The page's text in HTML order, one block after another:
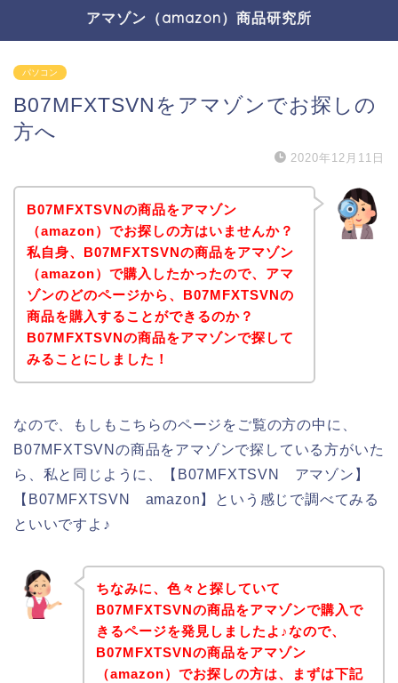
アマゾン（amazon）商品研究所
パソコン
B07MFXTSVNをアマゾンでお探しの
方へ
2020年12月11日
B07MFXTSVNの商品をアマゾン
（amazon）でお探しの方はいませんか？
私自身、B07MFXTSVNの商品をアマゾン
（amazon）で購入したかったので、アマ
ゾンのどのページから、B07MFXTSVNの
商品を購入することができるのか？
B07MFXTSVNの商品をアマゾンで探して
みることにしました！
なので、もしもこちらのページをご覧の方の中に、
B07MFXTSVNの商品をアマゾンで探している方がいた
ら、私と同じように、【B07MFXTSVN アマゾン】
【B07MFXTSVN amazon】という感じで調べてみる
といいですよ♪
ちなみに、色々と探していて
B07MFXTSVNの商品をアマゾンで購入で
きるページを発見しましたよ♪なので、
B07MFXTSVNの商品をアマゾン
（amazon）でお探しの方は、まずは下記